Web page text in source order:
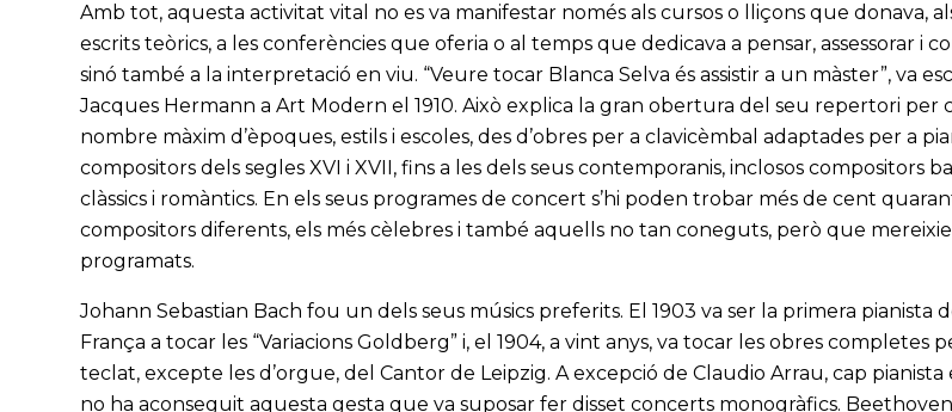
Amb tot, aquesta activitat vital no es va manifestar només als cursos o lliçons que donava,
escrits teòrics, a les conferències que oferia o al temps que dedicava a pensar, assessorar i
sinó també a la interpretació en viu. “Veure tocar Blanca Selva és assistir a un màster”, va
Jacques Hermann a Art Modern el 1910. Això explica la gran obertura del seu repertori per
nombre màxim d’èpoques, estils i escoles, des d’obres per a clavicèmbal adaptades per a
compositors dels segles XVI i XVII, fins a les dels seus contemporanis, inclosos compositors
clàssics i romàntics. En els seus programes de concert s’hi poden trobar més de cent
compositors diferents, els més cèlebres i també aquells no tan coneguts, però que
programats.
Johann Sebastian Bach fou un dels seus músics preferits. El 1903 va ser la primera pianista
França a tocar les “Variacions Goldberg” i, el 1904, a vint anys, va tocar les obres completes
teclat, excepte les d’orgue, del Cantor de Leipzig. A excepció de Claudio Arrau, cap
no ha aconseguit aquesta gesta que va suposar fer disset concerts monogràfics.